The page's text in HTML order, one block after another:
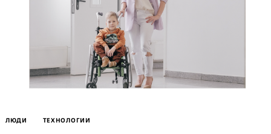
ЛЮДИ ТЕХНОЛОГИИ